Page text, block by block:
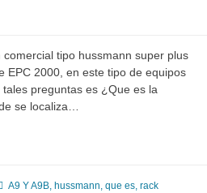
tipo hussmann super plus
EPC 2000, en este tipo de equipos
preguntas es ¿Que es la
se localiza…
A9 Y A9B, hussmann, que es, rack